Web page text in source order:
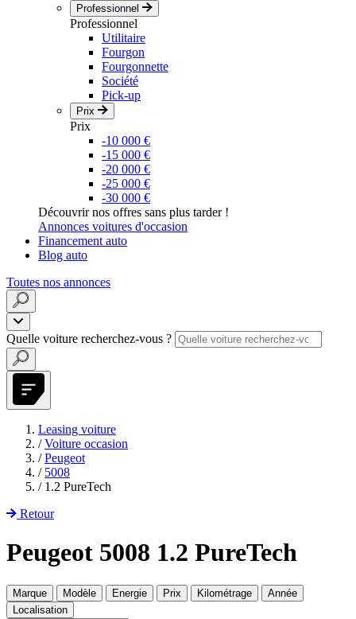
Professionnel
Professionnel
Utilitaire
Fourgon
Fourgonnette
Société
Pick-up
Prix
Prix
-10 000 €
-15 000 €
-20 000 €
-25 000 €
-30 000 €
Découvrir nos offres sans plus tarder !
Annonces voitures d'occasion
Financement auto
Blog auto
Toutes nos annonces
Quelle voiture recherchez-vous ?
Leasing voiture
/ Voiture occasion
/ Peugeot
/ 5008
/ 1.2 PureTech
Retour
Peugeot 5008 1.2 PureTech
Marque Modèle Energie Prix Kilométrage
Année
Localisation